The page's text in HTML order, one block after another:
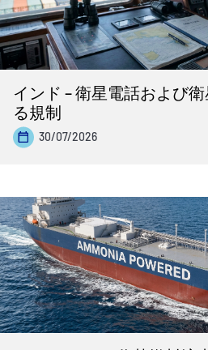
インド – 衛星電話および
る規制
30/07/2026